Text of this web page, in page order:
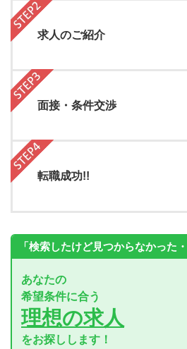
求人のご紹介
面接・条件交渉
転職成功!!
「検索したけど見つからなかった・
あなたの
希望条件に合う
理想の求人
をお探しします！